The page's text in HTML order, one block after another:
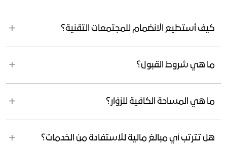
كيف أستطيع الانضمام للمجتمعات التقنية؟
ما هي شروط القبول؟
ما هي المساحة الكافية للزوّار؟
هل تترتب أي مبالغ مالية للاستفادة من الخدمات؟